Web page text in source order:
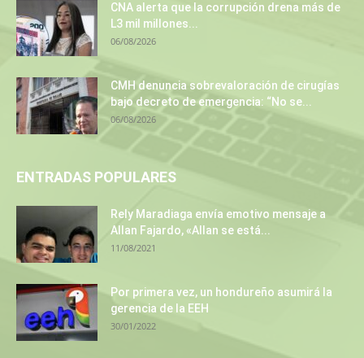
CNA alerta que la corrupción drena más de
L3 mil millones...
06/08/2026
CMH denuncia sobrevaloración de cirugías
bajo decreto de emergencia: “No se...
06/08/2026
ENTRADAS POPULARES
Rely Maradiaga envía emotivo mensaje a
Allan Fajardo, «Allan se está...
11/08/2021
Por primera vez, un hondureño asumirá la
gerencia de la EEH
30/01/2022